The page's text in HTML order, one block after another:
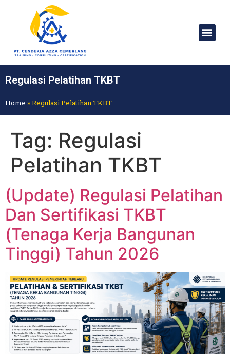
Regulasi Pelatihan TKBT
Home »Regulasi Pelatihan TKBT
Tag: Regulasi
Pelatihan TKBT
(Update) Regulasi Pelatihan
Dan Sertifikasi TKBT
(Tenaga Kerja Bangunan
Tinggi) Tahun 2026